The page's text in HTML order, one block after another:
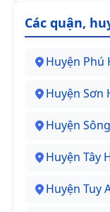
Các quận,
Huyện Phú
Huyện Sơn
Huyện
Huyện Tây
Huyện Tuy